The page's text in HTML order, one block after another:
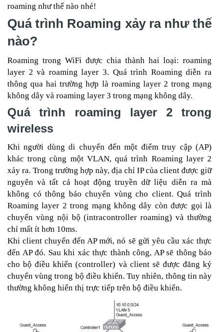
roaming như thế nào nhé!
Quá trình Roaming xảy ra như thế
nào?
Roaming trong WiFi được chia thành hai loại: roaming
layer 2 và roaming layer 3. Quá trình Roaming diễn ra
thông qua hai trường hợp là roaming layer 2 trong mạng
không dây và roaming layer 3 trong mạng không dây.
Quá trình roaming layer 2 trong
wireless
Khi người dùng di chuyển đến một điểm truy cập (AP)
khác trong cùng một VLAN, quá trình Roaming layer 2
xảy ra. Trong trường hợp này, địa chỉ IP của client được giữ
nguyên và tất cả hoạt động truyền dữ liệu diễn ra mà
không có thông báo chuyển vùng cho client. Quá trình
Roaming layer 2 trong mạng không dây còn được gọi là
chuyển vùng nội bộ (intracontroller roaming) và thường
chỉ mất ít hơn 10ms.
Khi client chuyển đến AP mới, nó sẽ gửi yêu cầu xác thực
đến AP đó. Sau khi xác thực thành công, AP sẽ thông báo
cho bộ điều khiển (controller) và client sẽ được đăng ký
chuyển vùng trong bộ điều khiển. Tuy nhiên, thông tin này
thường không hiển thị trực tiếp trên bộ điều khiển.